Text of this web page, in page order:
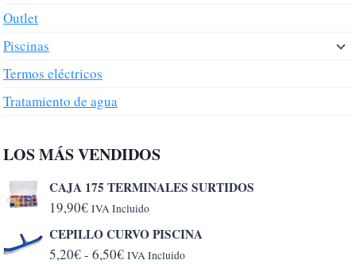
Outlet
Piscinas
Termos eléctricos
Tratamiento de agua
LOS MÁS VENDIDOS
CAJA 175 TERMINALES SURTIDOS
19,90€ IVA Incluido
CEPILLO CURVO PISCINA
5,20€- 6,50€Rango
IVA Incluido